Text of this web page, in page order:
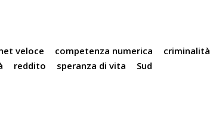
veloce competenza numerica
criminalità
reddito speranza di vita Sud